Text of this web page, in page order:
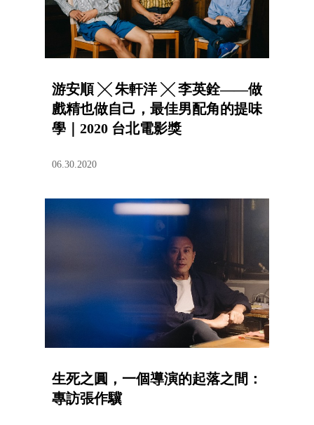
游安順 ╳ 朱軒洋 ╳ 李英銓——做
戲精也做自己，最佳男配角的提味
學｜2020 台北電影獎
06.30.2020
生死之圓，一個導演的起落之間：
專訪張作驥